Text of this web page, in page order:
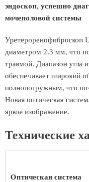
эндоскоп, успешно
мочеполовой системы
Уретероренофиброскоп
диаметром 2.3 мм, что
травмой. Диапазон угла
обеспечивает широкий
полнопогружным, что
Новая оптическая
яркое изображение.
Технические
Оптическая система